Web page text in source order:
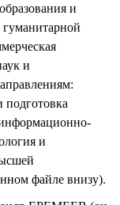
и
и
подготовка
и
файле внизу).